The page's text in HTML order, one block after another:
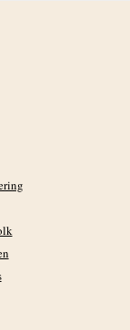
AUGUSTI
efterhand mulnade
var det mest mulet.
med regnet.